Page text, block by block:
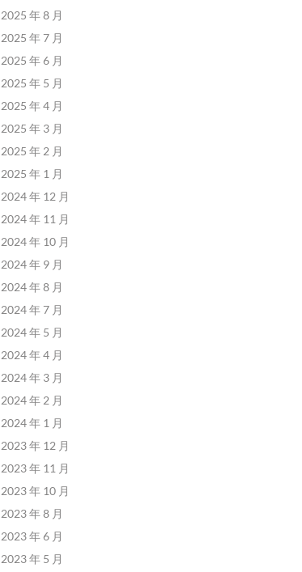
2025 年 8 月
2025 年 7 月
2025 年 6 月
2025 年 5 月
2025 年 4 月
2025 年 3 月
2025 年 2 月
2025 年 1 月
2024 年 12 月
2024 年 11 月
2024 年 10 月
2024 年 9 月
2024 年 8 月
2024 年 7 月
2024 年 5 月
2024 年 4 月
2024 年 3 月
2024 年 2 月
2024 年 1 月
2023 年 12 月
2023 年 11 月
2023 年 10 月
2023 年 8 月
2023 年 6 月
2023 年 5 月